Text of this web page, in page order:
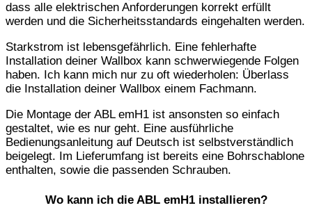
dass alle elektrischen Anforderungen korrekt erfüllt
werden und die Sicherheitsstandards eingehalten werden.
Starkstrom ist lebensgefährlich. Eine fehlerhafte
Installation deiner Wallbox kann schwerwiegende Folgen
haben. Ich kann mich nur zu oft wiederholen: Überlass
die Installation deiner Wallbox einem Fachmann.
Die Montage der ABL emH1 ist ansonsten so einfach
gestaltet, wie es nur geht. Eine ausführliche
Bedienungsanleitung auf Deutsch ist selbstverständlich
beigelegt. Im Lieferumfang ist bereits eine Bohrschablone
enthalten, sowie die passenden Schrauben.
Wo kann ich die ABL emH1 installieren?